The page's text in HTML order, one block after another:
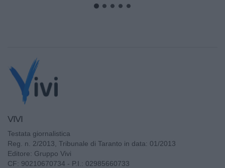
VIVI
Testata giornalistica
Reg. n. 2/2013, Tribunale di Taranto in data: 01/2013
Editore: Gruppo Vivi
CF: 90210670734 - P.I.: 02985660733